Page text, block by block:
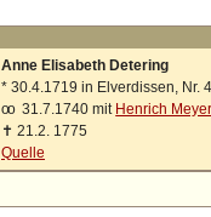
Anne Elisabeth Detering
* 30.4.1719 in Elverdissen, Nr. 4
oo 31.7.1740 mit Henrich
✝ 21.2. 1775
Quelle